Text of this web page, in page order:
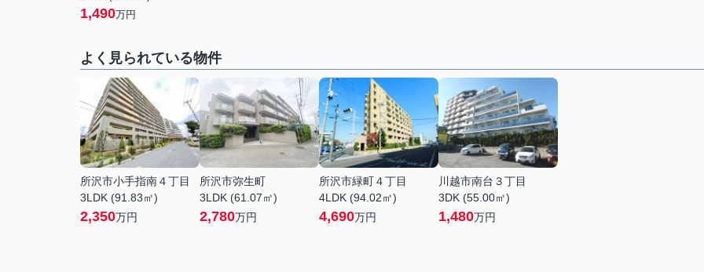
1,490万円
よく見られている物件
所沢市小手指南４丁目
3LDK (91.83㎡)
2,350万円
所沢市弥生町
3LDK (61.07㎡)
2,780万円
所沢市緑町４丁目
4LDK (94.02㎡)
4,690万円
川越市南台３丁目
3DK (55.00㎡)
1,480万円